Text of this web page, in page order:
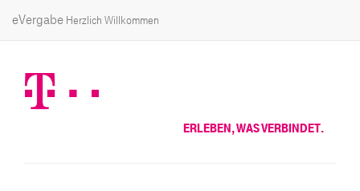
eVergabe Herzlich Willkommen
ERLEBEN, WAS VERBINDET.